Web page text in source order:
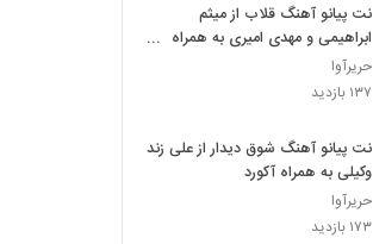
نت پیانو آهنگ قلاب از میثم
ابراهیمی و مهدی امیری به همراه
آکورد
حریرآوا
۱۳۷ بازدید
نت پیانو آهنگ شوق دیدار از علی زند
وکیلی به همراه آکورد
حریرآوا
۱۷۳ بازدید